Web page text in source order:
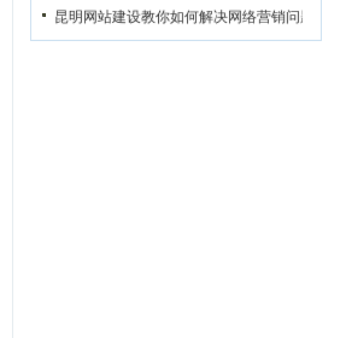
昆明网站建设教你如何解决网络营销问题